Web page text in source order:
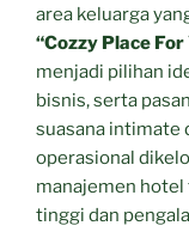
area keluarga
“Cozzy Place
menjadi pilihan
bisnis, serta
suasana intimate
operasional
manajemen hotel
tinggi dan